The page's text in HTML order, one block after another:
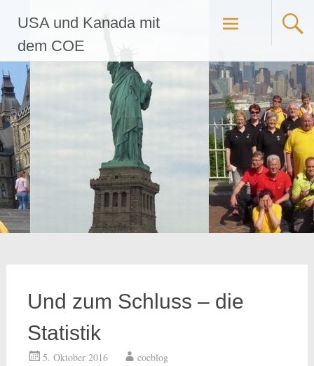
Inhalt
springen
USA und Kanada mit
dem COE
Und zum Schluss – die
Statistik
5. Oktober 2016 coeblog